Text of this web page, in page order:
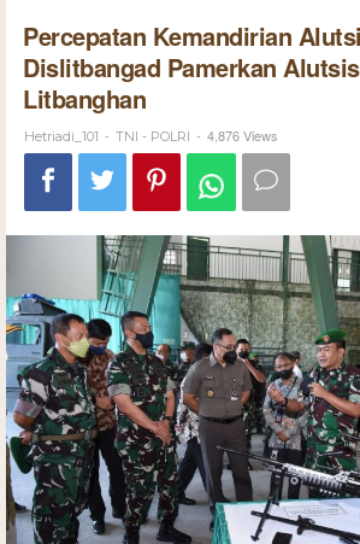
Percepatan Kemandirian
Dislitbangad Pamerkan
Litbanghan
Hetriadi_101 - TNI - POLRI - 4,876 Views